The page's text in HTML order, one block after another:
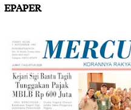
EPAPER